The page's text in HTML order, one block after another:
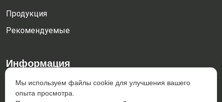
Продукция
Рекомендуемые
Информация
Dachengzi town, Kazuo county, Chaoyang City, Liaoning
Province, China 122300
Мы используем файлы cookie для улучшения вашего
опыта просмотра.